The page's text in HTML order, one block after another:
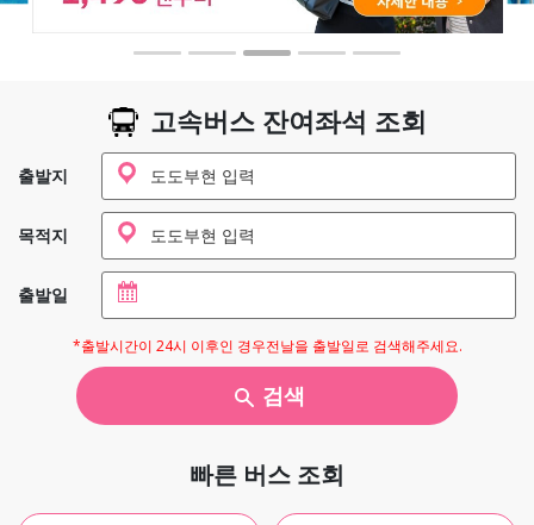
고속버스 잔여좌석 조회
출발지
목적지
출발일
*출발시간이 24시 이후인 경우전날을 출발일로 검색해주세요.
검색
빠른 버스 조회